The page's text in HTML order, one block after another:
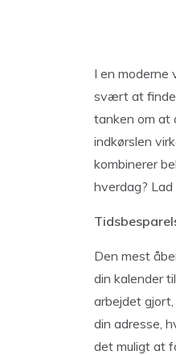
I en moderne
svært at finde
tanken om at
indkørslen
kombinerer
hverdag?
Den mest
din kalender
arbejdet gjort,
din adresse,
det muligt at